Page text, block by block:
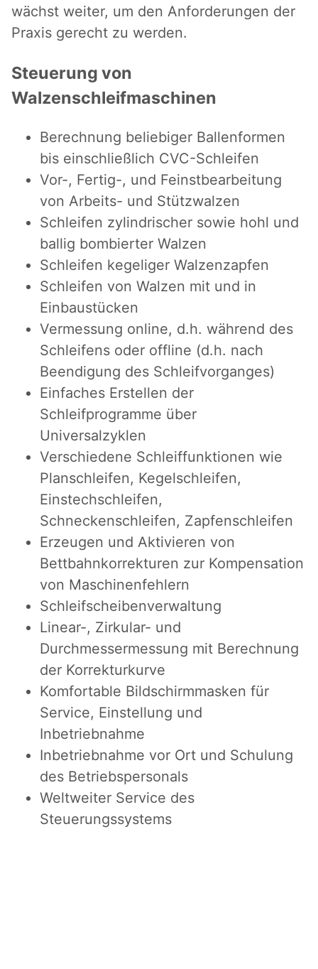
wächst weiter, um den Anforderungen der
Praxis gerecht zu werden.
Steuerung von
Walzenschleifmaschinen
Berechnung beliebiger Ballenformen
bis einschließlich CVC-Schleifen
Vor-, Fertig-, und Feinstbearbeitung
von Arbeits- und Stützwalzen
Schleifen zylindrischer sowie hohl und
ballig bombierter Walzen
Schleifen kegeliger Walzenzapfen
Schleifen von Walzen mit und in
Einbaustücken
Vermessung online, d.h. während des
Schleifens oder offline (d.h. nach
Beendigung des Schleifvorganges)
Einfaches Erstellen der
Schleifprogramme über
Universalzyklen
Verschiedene Schleiffunktionen wie
Planschleifen, Kegelschleifen,
Einstechschleifen,
Schneckenschleifen, Zapfenschleifen
Erzeugen und Aktivieren von
Bettbahnkorrekturen zur Kompensation
von Maschinenfehlern
Schleifscheibenverwaltung
Linear-, Zirkular- und
Durchmessermessung mit Berechnung
der Korrekturkurve
Komfortable Bildschirmmasken für
Service, Einstellung und
Inbetriebnahme
Inbetriebnahme vor Ort und Schulung
des Betriebspersonals
Weltweiter Service des
Steuerungssystems